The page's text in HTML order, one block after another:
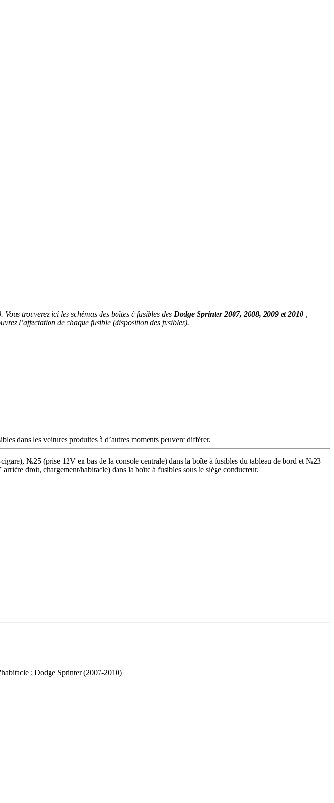
trouverez ici les schémas des boîtes à fusibles des Dodge Sprinter 2007, 2008, 2009 et 2010
l’affectation de chaque fusible (disposition des fusibles).
dans les voitures produites à d’autres moments peuvent différer.
№25 (prise 12V en bas de la console centrale) dans la boîte à fusibles du tableau de bord et №23
droit, chargement/habitacle) dans la boîte à fusibles sous le siège conducteur.